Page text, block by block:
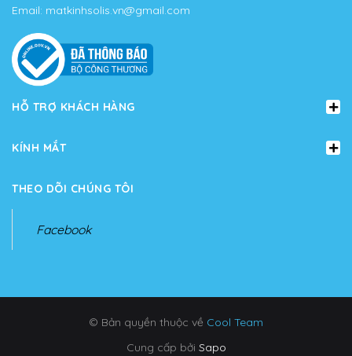
Email: matkinhsolis.vn@gmail.com
HỖ TRỢ KHÁCH HÀNG
KÍNH MẮT
THEO DÕI CHÚNG TÔI
Facebook
© Bản quyền thuộc về Cool Team
Cung cấp bởi Sapo